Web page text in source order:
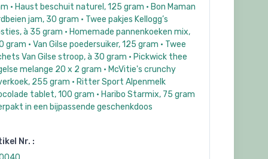
• Haust beschuit naturel, 125 gram • Bon Maman
jam, 30 gram • Twee pakjes Kellogg’s
à 35 gram • Homemade pannenkoeken mix,
gram • Van Gilse poedersuiker, 125 gram • Twee
Van Gilse stroop, à 30 gram • Pickwick thee
melange 20 x 2 gram • McVitie's crunchy
255 gram • Ritter Sport Alpenmelk
tablet, 100 gram • Haribo Starmix, 75 gram
in een bijpassende geschenkdoos
Nr. :